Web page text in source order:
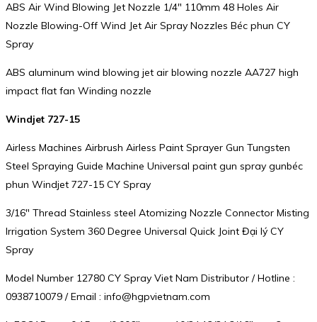
ABS Air Wind Blowing Jet Nozzle 1/4″ 110mm 48 Holes Air
Nozzle Blowing-Off Wind Jet Air Spray Nozzles Béc phun CY
Spray
ABS aluminum wind blowing jet air blowing nozzle AA727 high
impact flat fan Winding nozzle
Windjet 727-15
Airless Machines Airbrush Airless Paint Sprayer Gun Tungsten
Steel Spraying Guide Machine Universal paint gun spray gunbéc
phun Windjet 727-15 CY Spray
3/16″ Thread Stainless steel Atomizing Nozzle Connector Misting
Irrigation System 360 Degree Universal Quick Joint Đại lý CY
Spray
Model Number 12780 CY Spray Viet Nam Distributor / Hotline :
0938710079 / Email : info@hgpvietnam.com